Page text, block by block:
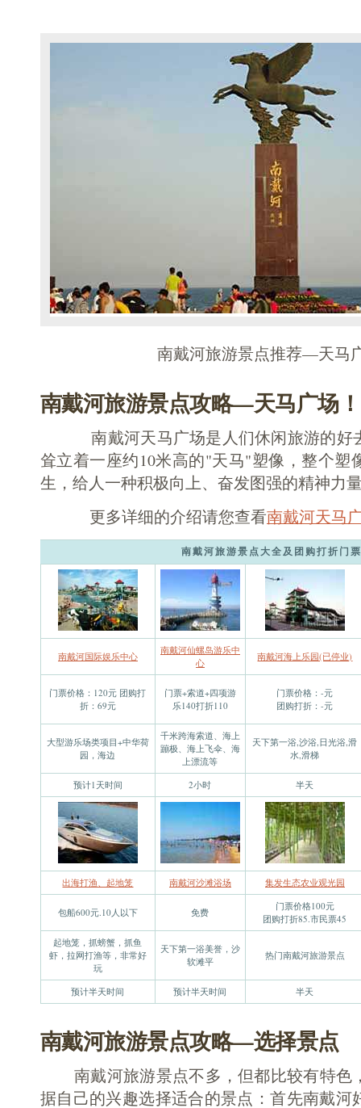
南戴河旅游景点推荐—天马
南戴河旅游景点攻略—天马广场！
南戴河天马广场是人们休闲旅游的好
耸立着一座约10米高的"天马"塑像，整个塑
生，给人一种积极向上、奋发图强的精神力
更多详细的介绍请您查看南戴河天马
南戴河旅游景点大全及团购打折门
南戴河国际娱乐中心
南戴河仙螺岛游乐中
心
南戴河海上乐园(已停业)
门票价格：120元 团购打
折：69元
门票+索道+四项游
乐140打折110
门票价格：-元
团购打折：-元
大型游乐场类项目+中华荷
园，海边
千米跨海索道、海上
蹦极、海上飞伞、海
上漂流等
天下第一浴,沙浴,日光浴,滑
水,滑梯
预计1天时间 2小时 半天
出海打渔、起地笼 南戴河沙滩浴场 集发生态农业观光园
包船600元.10人以下 免费
门票价格100元
团购打折85.市民票45
起地笼，抓螃蟹，抓鱼
虾，拉网打渔等，非常好
玩
天下第一浴美誉，沙
软滩平
热门南戴河旅游景点
预计半天时间 预计半天时间 半天
南戴河旅游景点攻略—选择景点
南戴河旅游景点不多，但都比较有特色
据自己的兴趣选择适合的景点：首先南戴河